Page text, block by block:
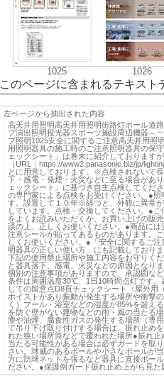
1025 1026
このページに含まれるテキス
左ページから抽出された内容
高天井用照明高天井用照明街路灯ポール道
プ演出照明投光器スポーツ施設周辺機器
プ照明1025安全に関するご注意高天井用照
用照明器具の施工時のご注意照明器具の保
ェックシート」は巻末に紹介しております
（URL：https://www2.panasonic.biz/jp/
とに用意しております。※点検されないで
下・感電・発煙・火災などに至る場合があ
ェックシート」に基づき自主点検してくだ
の専門家による点検をお受けください。●照
す。設置して１０年※経つと、外観に異常
しています。点検・交換してください。●ご
をよくお読みいただくか、お買い上げの販
談の上、正しくお使いください。●商品に
注意シールが貼ってあるものがあります。
しくお使いください。●「安全に関するご
明器具の正しい使い方」にも記載しており
下記の使用禁止場所や施工内容をお守りく
と器具落下、感電、火災などの原因となり
個別の注意事項がありますので、承認図な
条件は周囲温度30℃、1日10時間点灯です。
しての留意点D8頁チェックシート〈屋外用
ホイストがあり振動が発生する場所や衝撃
く）プール・浴室などの湿度が85%を超え
を防ぐ壁がない建物などの雨・風の当たる
塵や油煙、腐食性ガスの発生する場所（専
て吊り下げ取り付けする場合は、振れ止め
れた狭い場所筒などで覆われた場所●振れ
当たる可能性がある場合は必ずガードを取
さい。球威のあるボールや小さなボールが
方に防球ネットを張るなど器具に直接ボー
ださい。●保護例ガード振れ止め上から見た